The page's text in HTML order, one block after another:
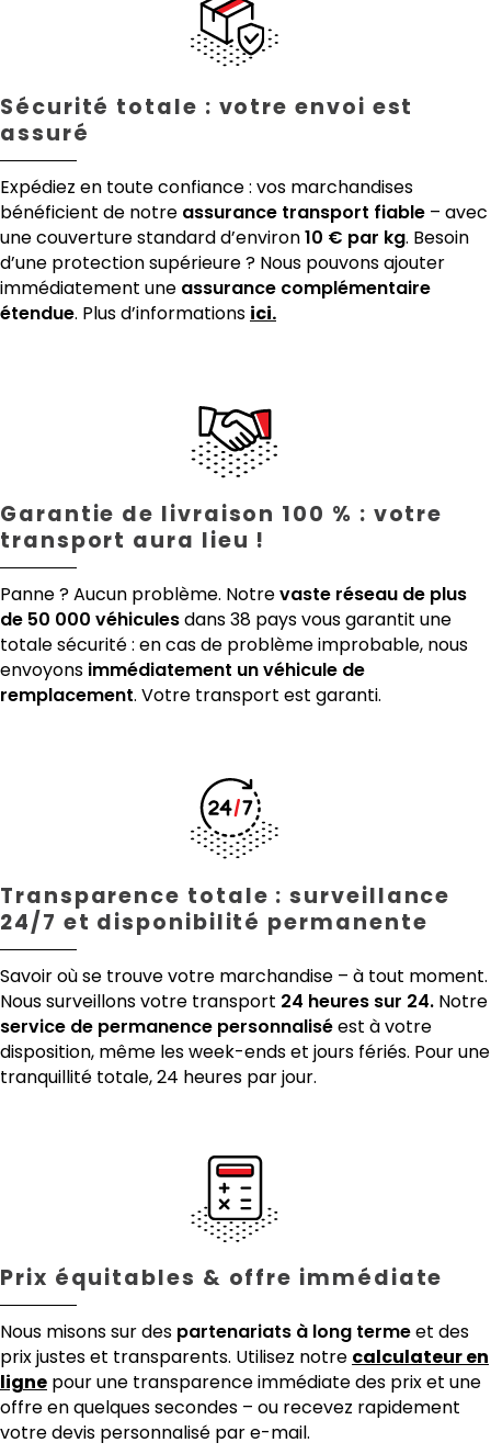
Sécurité totale : votre envoi est
assuré
Expédiez en toute confiance : vos marchandises
bénéficient de notre assurance transport fiable – avec
une couverture standard d’environ10 € par kg. Besoin
d’une protection supérieure ? Nous pouvons ajouter
immédiatement une assurance complémentaire
étendue. Plus d’informations ici.
Garantie de livraison 100 % : votre
transport aura lieu !
Panne ? Aucun problème. Notrevaste réseau de plus
de 50 000 véhiculesdans 38 pays vous garantit une
totale sécurité : en cas de problème improbable, nous
envoyons immédiatement un véhicule de
remplacement. Votre transport est garanti.
Transparence totale : surveillance
24/7 et disponibilité permanente
Savoir où se trouve votre marchandise – à tout moment.
Nous surveillons votre transport 24 heures sur 24. Notre
service de permanence personnaliséest à votre
disposition, même les week-ends et jours fériés. Pour une
tranquillité totale, 24 heures par jour.
Prix équitables & offre immédiate
Nous misons sur des partenariats à long termeet des
prix justes et transparents. Utilisez notre calculateur en
ligne pour une transparence immédiate des prix et une
offre en quelques secondes – ou recevez rapidement
votre devis personnalisé par e-mail.